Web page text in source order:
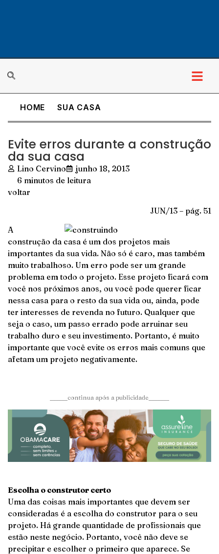
HOME SUA CASA
Evite erros durante a construção
da sua casa
Lino Cervino
junho 18, 2013
6 minutos de leitura
voltar
JUN/13 – pág. 51
A
construção da casa é um dos projetos mais
importantes da sua vida. Não só é caro, mas também
muito trabalhoso. Um erro pode ser um grande
problema em todo o projeto. Esse projeto ficará com
você nos próximos anos, ou você pode querer ficar
nessa casa para o resto da sua vida ou, ainda, pode
ter interesses de revenda no futuro. Qualquer que
seja o caso, um passo errado pode arruinar seu
trabalho duro e seu investimento. Portanto, é muito
importante que você evite os erros mais comuns que
afetam um projeto negativamente.
______continua após a publicidade_______
Escolha o construtor certo
Uma das coisas mais importantes que devem ser
consideradas é a escolha do construtor para o seu
projeto. Há grande quantidade de profissionais que
estão neste negócio. Portanto, você não deve se
precipitar e escolher o primeiro que aparece. Se